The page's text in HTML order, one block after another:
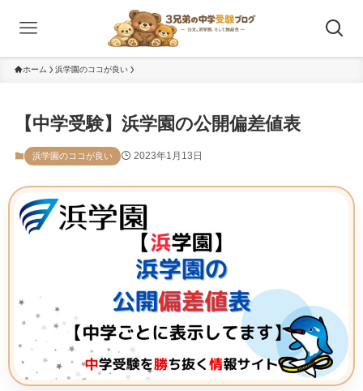
ホーム 浜学園のココが良い
【中学受験】浜学園の公開偏差値表
浜学園のココが良い 2023年1月13日